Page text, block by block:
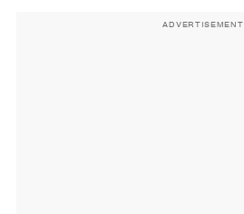
ADVERTISEMENT